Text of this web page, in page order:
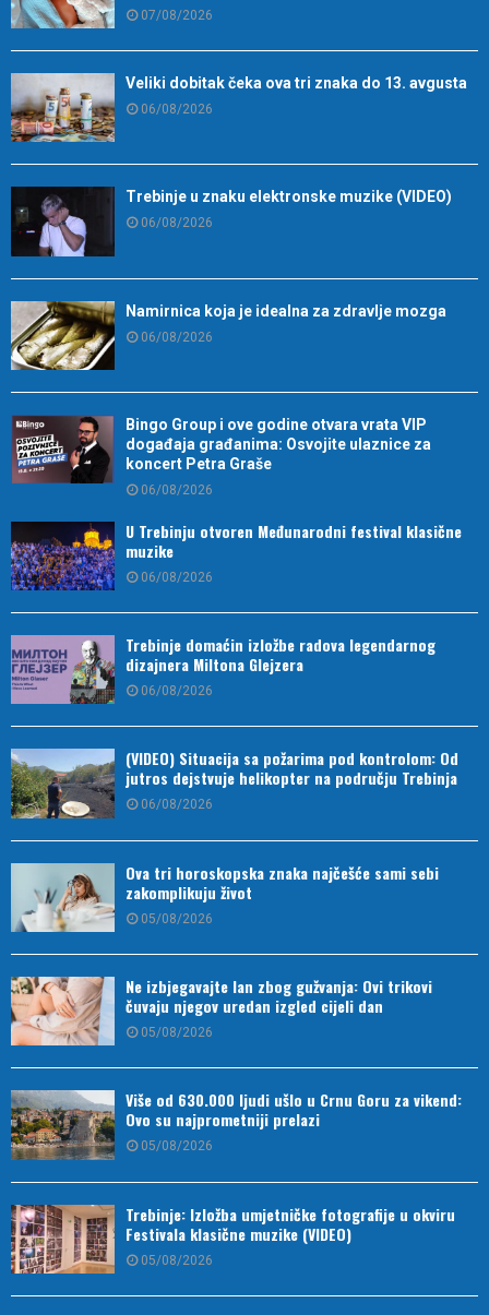
07/08/2026
Veliki dobitak čeka ova tri znaka do 13. avgusta
06/08/2026
Trebinje u znaku elektronske muzike (VIDEO)
06/08/2026
Namirnica koja je idealna za zdravlje mozga
06/08/2026
Bingo Group i ove godine otvara vrata VIP
događaja građanima: Osvojite ulaznice za
koncert Petra Graše
06/08/2026
U Trebinju otvoren Međunarodni festival klasične
muzike
06/08/2026
Trebinje domaćin izložbe radova legendarnog
dizajnera Miltona Glejzera
06/08/2026
(VIDEO) Situacija sa požarima pod kontrolom: Od
jutros dejstvuje helikopter na području Trebinja
06/08/2026
Ova tri horoskopska znaka najčešće sami sebi
zakomplikuju život
05/08/2026
Ne izbjegavajte lan zbog gužvanja: Ovi trikovi
čuvaju njegov uredan izgled cijeli dan
05/08/2026
Više od 630.000 ljudi ušlo u Crnu Goru za vikend:
Ovo su najprometniji prelazi
05/08/2026
Trebinje: Izložba umjetničke fotografije u okviru
Festivala klasične muzike (VIDEO)
05/08/2026